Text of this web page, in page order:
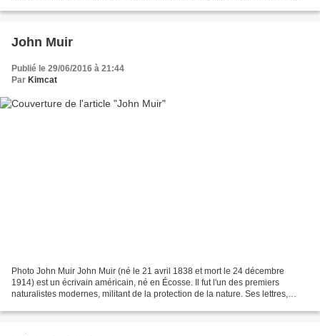
John Muir
Publié le 29/06/2016 à 21:44
Par Kimcat
Photo John Muir John Muir (né le 21 avril 1838 et mort le 24 décembre
1914) est un écrivain américain, né en Écosse. Il fut l'un des premiers
naturalistes modernes, militant de la protection de la nature. Ses lettres,